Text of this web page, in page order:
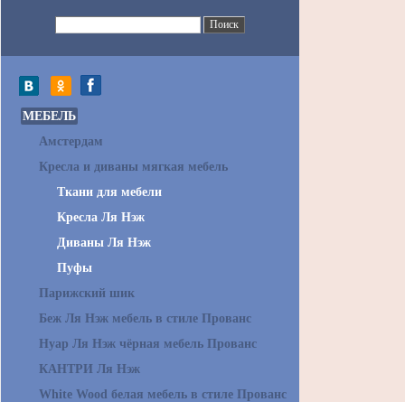
МЕБЕЛЬ
Амстердам
Кресла и диваны мягкая мебель
Ткани для мебели
Кресла Ля Нэж
Диваны Ля Нэж
Пуфы
Парижский шик
Беж Ля Нэж мебель в стиле Прованс
Нуар Ля Нэж чёрная мебель Прованс
КАНТРИ Ля Нэж
White Wood белая мебель в стиле Прованс